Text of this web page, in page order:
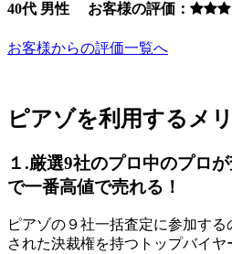
40代 男性 お客様の評価：
お客様からの評価一覧へ
ピアゾを利用するメ
１.厳選9社のプロ中のプロ
で一番高値で売れる！
ピアゾの９社一括査定に参加す
された決裁権を持つトップバイヤ